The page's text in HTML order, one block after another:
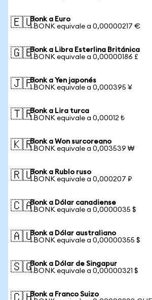
🇪🇺Bonk a Euro
1 BONK equivale a 0,00000217 €
🇬🇧Bonk a Libra Esterlina Británica
1 BONK equivale a 0,00000186 £
🇯🇵Bonk a Yen japonés
1 BONK equivale a 0,000395 ¥
🇹🇷Bonk a Lira turca
1 BONK equivale a 0,00012 ₺
🇰🇷Bonk a Won surcoreano
1 BONK equivale a 0,003539 ₩
🇷🇺Bonk a Rublo ruso
1 BONK equivale a 0,000207 ₽
🇨🇦Bonk a Dólar canadiense
1 BONK equivale a 0,0000035 $
🇦🇺Bonk a Dólar australiano
1 BONK equivale a 0,00000355 $
🇸🇬Bonk a Dólar de Singapur
1 BONK equivale a 0,00000321 $
Bonk a Franco Suizo